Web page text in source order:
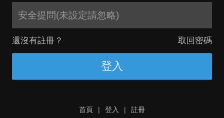
安全提問(未設定請忽略)
還沒有註冊？ 取回密碼
登入
首頁 | 登入 |
註冊